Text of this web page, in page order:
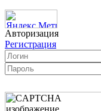
Авторизация
Регистрация